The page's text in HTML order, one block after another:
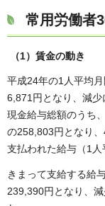
常用労働者
（1）賃金の動き
平成24年の1人平均
6,871円となり、減少
現金給与総額のうち
の258,803円となり
支払われた給与（1人
きまって支給する給
239,390円となり、